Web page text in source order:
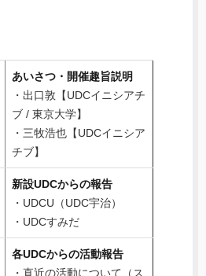
あいさつ・開催趣旨説明
・出口敦【UDCイニシアチ
ブ / 東京大学】
・三牧浩也【UDCイニシア
チブ】
新設UDCからの報告
・UDCU（UDC宇治）
・UDCすみだ
各UDCからの活動報告
・直近の活動について（ス